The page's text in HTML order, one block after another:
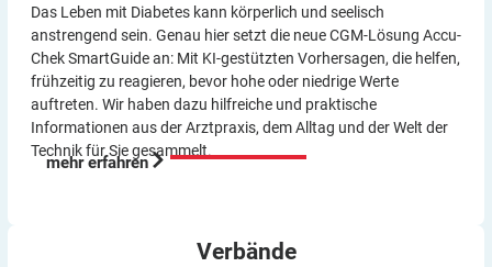
Das Leben mit Diabetes kann körperlich und seelisch
anstrengend sein. Genau hier setzt die neue CGM-Lösung Accu-
Chek SmartGuide an: Mit KI-gestützten Vorher­sagen, die helfen,
frühzeitig zu reagieren, bevor hohe oder niedrige Werte
auftreten. Wir haben dazu hilf­reiche und praktische
Informationen aus der Arzt­praxis, dem Alltag und der Welt der
Technik für Sie gesammelt.
mehr erfahren
Verbände